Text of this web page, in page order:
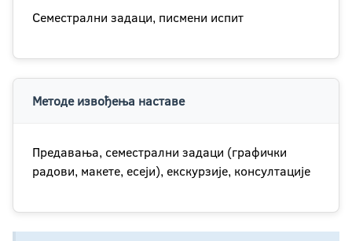
Семестрални задаци, писмени испит
Методе извођења наставе
Предавања, семестрални задаци (графички
радови, макете, есеји), екскурзије, консултације